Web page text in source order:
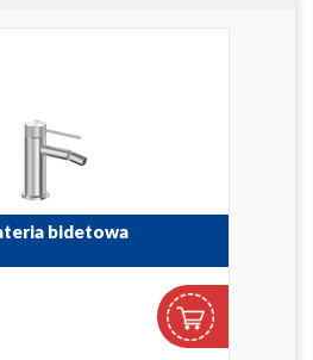
bidetowa